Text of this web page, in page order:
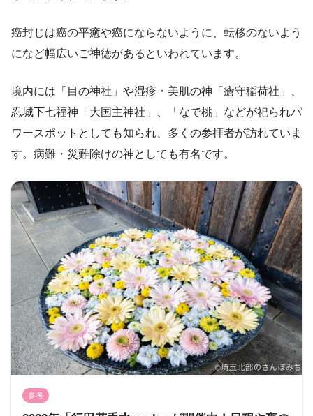
癌封じは癌の平癒や癌にならないように、転移のないよう
になど幅広いご神徳があるといわれています。
境内には「目の神社」や湿疹・美肌の神「瘡守稲荷社」、
忍城下七福神「大国主神社」、「なで桃」などが祀られパ
ワースポットとしても知られ、多くの参拝者が訪れていま
す。病難・災難除けの神としても有名です。
参考